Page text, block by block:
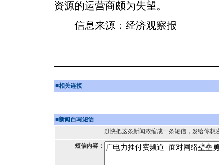
资源的运营商颇为失望。
信息来源：经济观察报
■相关连接
■新闻自写短信
赶快把这条新闻浓缩成一条短信，发给你想
短信内容：